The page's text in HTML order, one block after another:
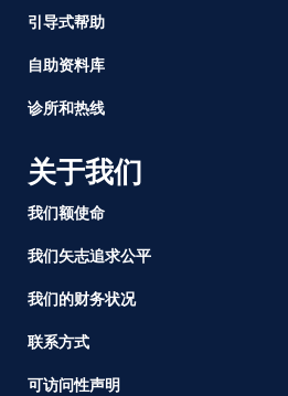
引导式帮助
自助资料库
诊所和热线
关于我们
我们额使命
我们矢志追求公平
我们的财务状况
联系方式
可访问性声明